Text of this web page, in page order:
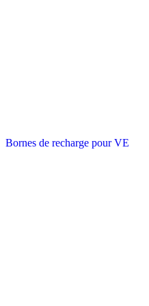
Bornes de recharge pour VE